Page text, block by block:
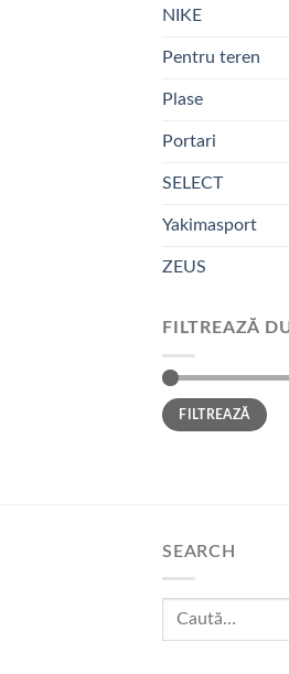
NIKE
Pentru teren
Plase
Portari
SELECT
Yakimasport
ZEUS
FILTREAZĂ
Preț
minim
Preț
maximFILTREAZĂ
SEARCH